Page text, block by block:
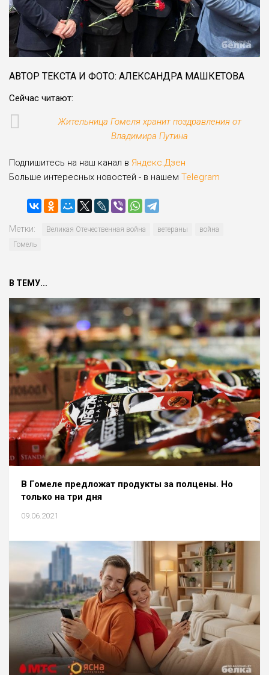
АВТОР ТЕКСТА И ФОТО: АЛЕКСАНДРА МАШКЕТОВА
Сейчас читают:
Жительница Гомеля хранит поздравления от
Владимира Путина
Подпишитесь на наш канал в Яндекс.Дзен
Больше интересных новостей - в нашем Telegram
Метки: Великая Отечественная война ветераны
война
Гомель
В ТЕМУ...
В Гомеле предложат продукты за полцены. Но
только на три дня
09.06.2021